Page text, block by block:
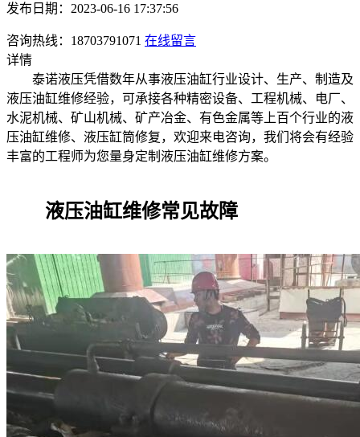
发布日期：2023-06-16 17:37:56
咨询热线：18703791071 在线留言
详情
泰诺液压凭借数年从事液压油缸行业设计、生产、制造及
液压油缸维修经验，可承接各种精密设备、工程机械、电厂、
水泥机械、矿山机械、矿产冶金、有色金属等上百个行业的液
压油缸维修、液压缸筒修复，欢迎来电咨询，我们将会有经验
丰富的工程师为您量身定制液压油缸维修方案。
液压油缸维修常见故障